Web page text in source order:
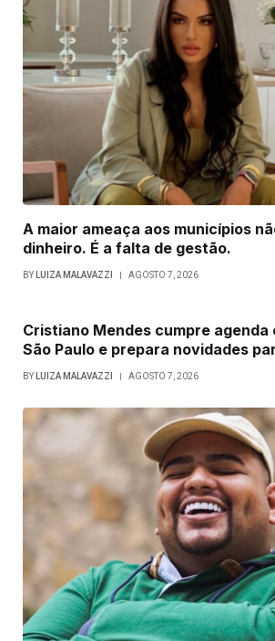
A maior ameaça aos municípios
dinheiro. É a falta de gestão.
BY LUIZA MALAVAZZI AGOSTO 7, 2026
Cristiano Mendes cumpre
São Paulo e prepara novidades
BY LUIZA MALAVAZZI AGOSTO 7, 2026